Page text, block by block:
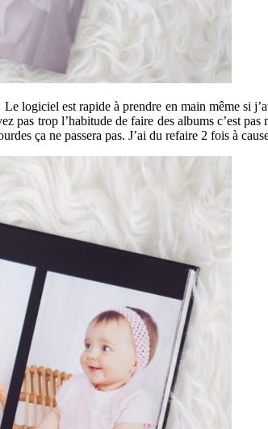
logiciel est rapide à prendre en main même si
trop l’habitude de faire des albums c’est
ça ne passera pas. J’ai du refaire 2 fois à